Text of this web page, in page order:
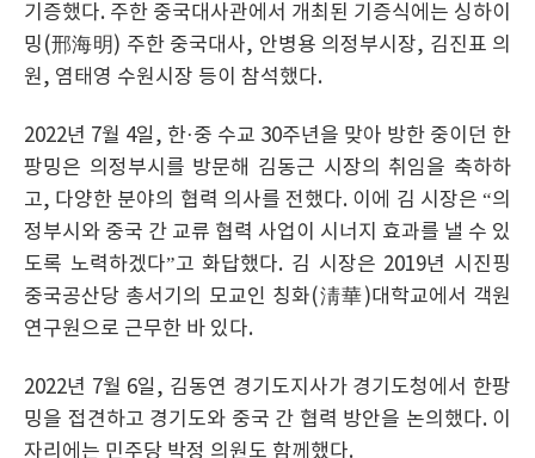
기증했다. 주한 중국대사관에서 개최된 기증식에는 싱하이
밍(邢海明) 주한 중국대사, 안병용 의정부시장, 김진표 의
원, 염태영 수원시장 등이 참석했다.
2022년 7월 4일, 한·중 수교 30주년을 맞아 방한 중이던 한
팡밍은 의정부시를 방문해 김동근 시장의 취임을 축하하
고, 다양한 분야의 협력 의사를 전했다. 이에 김 시장은 “의
정부시와 중국 간 교류 협력 사업이 시너지 효과를 낼 수 있
도록 노력하겠다”고 화답했다. 김 시장은 2019년 시진핑
중국공산당 총서기의 모교인 칭화(淸華)대학교에서 객원
연구원으로 근무한 바 있다.
2022년 7월 6일, 김동연 경기도지사가 경기도청에서 한팡
밍을 접견하고 경기도와 중국 간 협력 방안을 논의했다. 이
자리에는 민주당 박정 의원도 함께했다.